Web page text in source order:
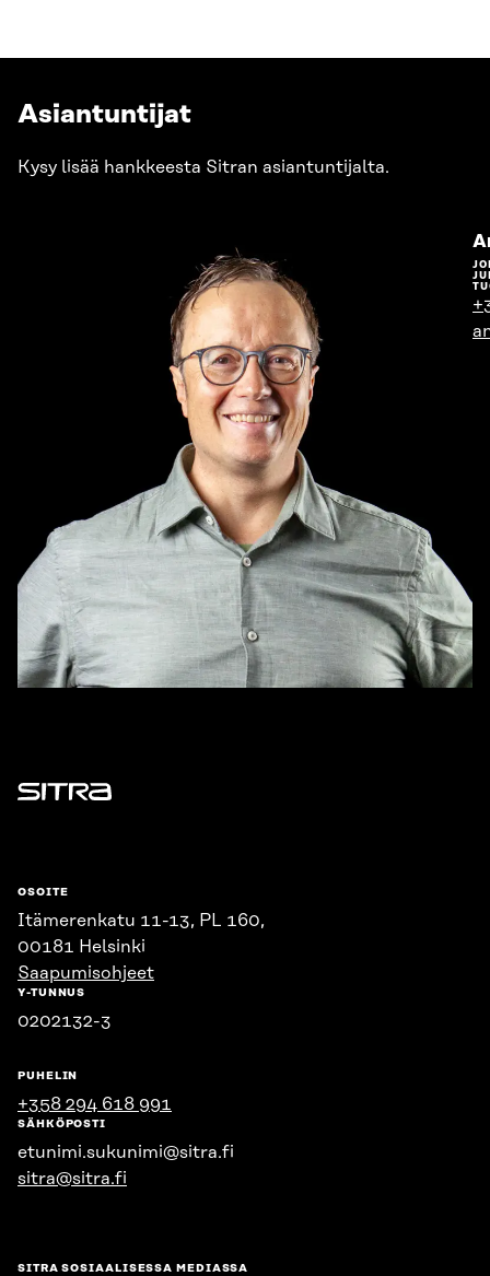
Asiantuntijat
Kysy lisää hankkeesta Sitran asiantuntijalta.
Sitra
OSOITE
Itämerenkatu 11-13, PL 160,
00181 Helsinki
Saapumisohjeet
Y-TUNNUS
0202132-3
PUHELIN
+358 294 618 991
SÄHKÖPOSTI
etunimi.sukunimi@sitra.fi
sitra@sitra.fi
SITRA SOSIAALISESSA MEDIASSA